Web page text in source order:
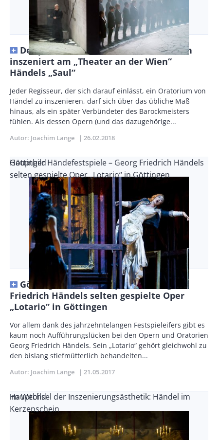
Der pure Händel-Glücksfall! Claus Guth
inszeniert am „Theater an der Wien“
Händels „Saul“
Body
Jeder Regisseur, der sich darauf einlässt, ein Oratorium von
Händel zu inszenieren, darf sich über das übliche Maß
hinaus, als ein später Verbündeter des Barockmeisters
fühlen. Als dessen Opern (und das dazugehörige...
Autor Joachim Lange Publikationsdatum
26.02.2018
Göttinger Händefestspiele – Georg Friedrich Händels
selten gespielte Oper „Lotario“ in Göttingen
Hauptbild
Göttinger Händefestspiele – Georg
Friedrich Händels selten gespielte Oper
„Lotario“ in Göttingen
Body
Vor allem dank des jahrzehntelangen Festspieleifers gibt es
kaum noch Aufführungslücken bei den Opern und Oratorien
Georg Friedrich Händels. Sein „Lotario“ gehört gleichwohl zu
den bislang stiefmütterlich behandelten...
Autor Joachim Lange Publikationsdatum
21.05.2017
Im Wechsel der Inszenierungsästhetik: Händel im
Kerzenschein
Hauptbild